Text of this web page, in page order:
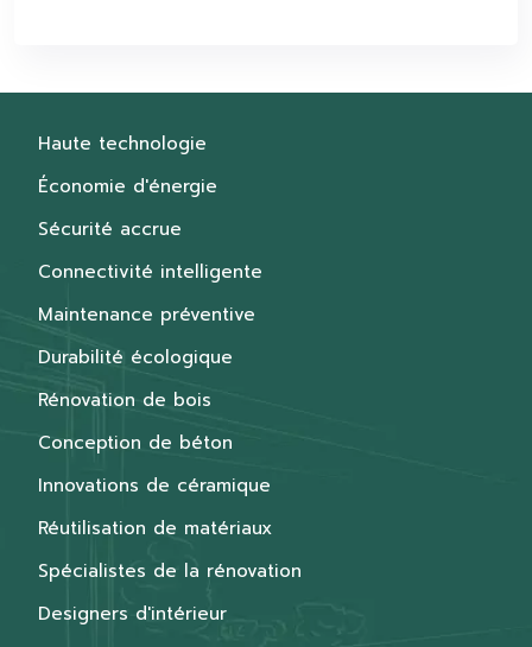
Haute technologie
Économie d'énergie
Sécurité accrue
Connectivité intelligente
Maintenance préventive
Durabilité écologique
Rénovation de bois
Conception de béton
Innovations de céramique
Réutilisation de matériaux
Spécialistes de la rénovation
Designers d'intérieur